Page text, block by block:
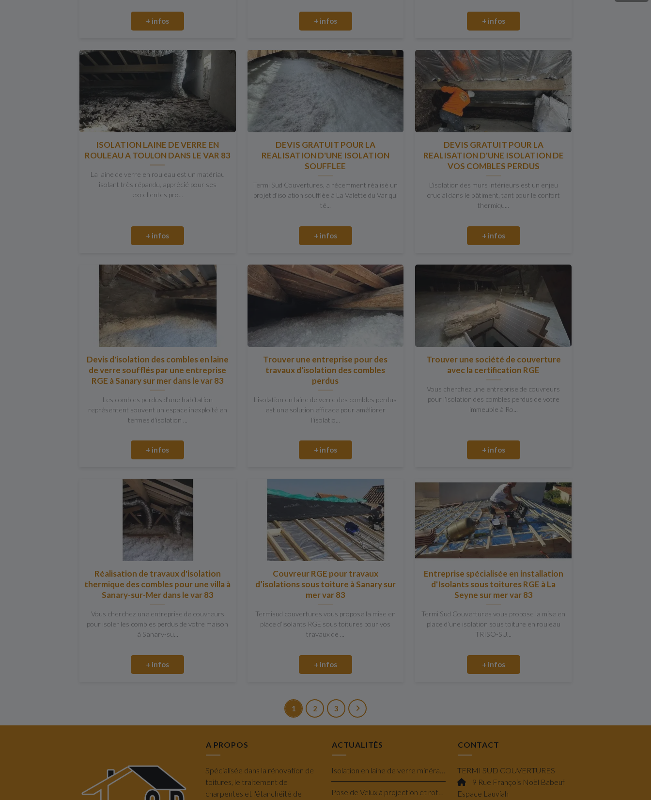
+ infos + infos + infos
ISOLATION LAINE DE VERRE EN
ROULEAU A TOULON DANS LE VAR 83
La laine de verre en rouleau est un matériau
isolant très répandu, apprécié pour ses
excellentes pro...
+ infos
DEVIS GRATUIT POUR LA
REALISATION D'UNE ISOLATION
SOUFFLEE
Termi Sud Couvertures, a récemment réalisé un
projet d'isolation soufflée à La Valette du Var qui
té...
+ infos
DEVIS GRATUIT POUR LA
REALISATION D'UNE ISOLATION DE
VOS COMBLES PERDUS
L'isolation des murs intérieurs est un enjeu
crucial dans le bâtiment, tant pour le confort
thermiqu...
+ infos
Devis d'isolation des combles en laine
de verre soufflés par une entreprise
RGE à Sanary sur mer dans le var 83
Les combles perdus d'une habitation
représentent souvent un espace inexploité en
termes d'isolation ...
+ infos
Trouver une entreprise pour des
travaux d'isolation des combles
perdus
L'isolation en laine de verre des combles perdus
est une solution efficace pour améliorer
l'isolatio...
+ infos
Trouver une société de couverture
avec la certification RGE
Vous cherchez une entreprise de couvreurs
pour l'isolation des combles perdus de votre
immeuble à Ro...
+ infos
Réalisation de travaux d'isolation
thermique des combles pour une villa à
Sanary-sur-Mer dans le var 83
Vous cherchez une entreprise de couvreurs
pour isoler les combles perdus de votre maison
à Sanary-su...
+ infos
Couvreur RGE pour travaux
d’isolations sous toiture à Sanary sur
mer var 83
Termisud couvertures vous propose la mise en
place d’isolants RGE sous toitures pour vos
travaux de ...
+ infos
Entreprise spécialisée en installation
d'Isolants sous toitures RGE à La
Seyne sur mer var 83
Termi Sud Couvertures vous propose la mise en
place d’une isolation sous toiture en rouleau
TRISO-SU...
+ infos
1 2 3
A PROPOS
Spécialisée dans la rénovation de
toitures, le traitement de
charpentes et l'étanchéité de
ACTUALITÉS CONTACT
TERMI SUD COUVERTURES
9 Rue François Noël Babeuf
Espace Lauviah